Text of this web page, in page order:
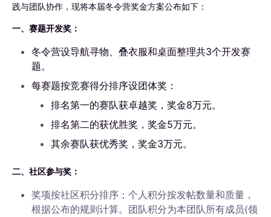
践与团队协作，现将本届冬令营奖金方案公布如下：
一、赛题开发奖：
冬令营设导航寻物、叠衣服和桌面整理共3个开发赛
题。
每赛题按竞赛得分排序设团体奖：
排名第一的赛队获卓越奖，奖金8万元。
排名第二的获优胜奖，奖金5万元。
其余赛队获优秀奖，奖金3万元。
二、社区参与奖：
奖项按社区积分排序；个人积分按发帖数量和质量，
根据公布的规则计算。团队积分为本团队所有成员(领